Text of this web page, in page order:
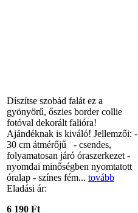
Díszítse szobád falát ez a
gyönyörű, őszies border collie
fotóval dekorált falióra!
Ajándéknak is kiváló! Jellemzői: -
30 cm átmérőjű - csendes,
folyamatosan járó óraszerkezet -
nyomdai minőségben nyomtatott
óralap - színes fém... tovább
Eladási ár:
6 190 Ft